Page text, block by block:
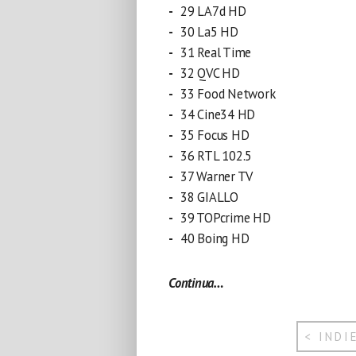
29 LA7d HD
30 La5 HD
31 Real Time
32 QVC HD
33 Food Network
34 Cine34 HD
35 Focus HD
36 RTL 102.5
37 Warner TV
38 GIALLO
39 TOPcrime HD
40 Boing HD
Continua…
<